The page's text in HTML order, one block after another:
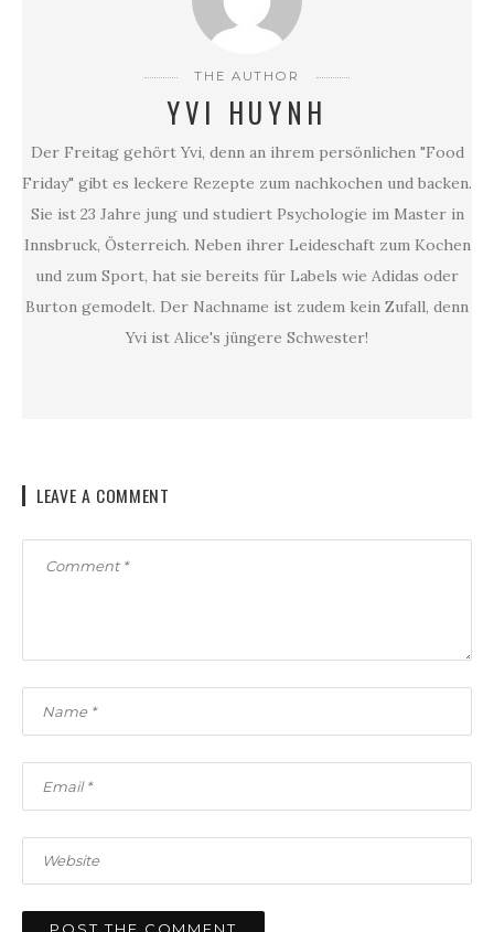
THE AUTHOR
YVI HUYNH
Der Freitag gehört Yvi, denn an ihrem persönlichen "Food
Friday" gibt es leckere Rezepte zum nachkochen und backen.
Sie ist 23 Jahre jung und studiert Psychologie im Master in
Innsbruck, Österreich. Neben ihrer Leideschaft zum Kochen
und zum Sport, hat sie bereits für Labels wie Adidas oder
Burton gemodelt. Der Nachname ist zudem kein Zufall, denn
Yvi ist Alice's jüngere Schwester!
LEAVE A COMMENT